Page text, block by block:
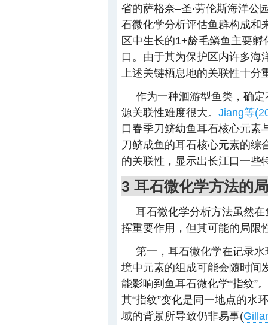
省的萨格奈–圣·劳伦斯海洋公
石微化学分析评估鱼群构成和
区中生长的1+龄毛鳞鱼主要
口。由于其为保护区内许多海
上述关键栖息地的关联性十分
作为一种洄游型鱼类，确
源关联性难度很大。 Jiang等
口春季刀鲚幼鱼耳石核心元素
刀鲚成鱼的耳石核心元素的综
的关联性，显示出长江口一些
3 耳石微化学方法的
耳石微化学分析方法虽然
挥重要作用，但其可能的局限
第一，耳石微化学在记录
境中元素的组成可能会随时间
能影响到鱼耳石微化学“指纹”
其“指纹”变化是同一地点的水
域的背景所导致仍非易事(